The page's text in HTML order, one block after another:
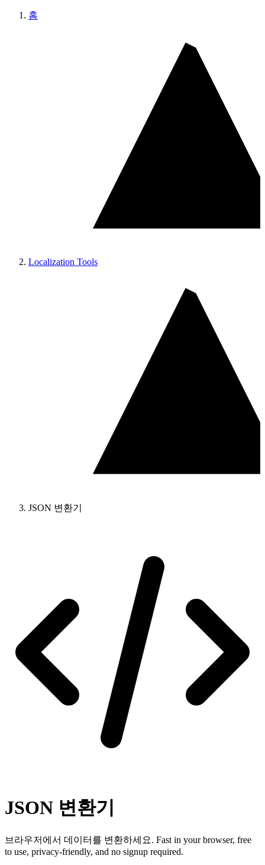
홈
Localization Tools
JSON 변환기
JSON 변환기
브라우저에서 데이터를 변환하세요. Fast in your browser, free
to use, privacy-friendly, and no signup required.